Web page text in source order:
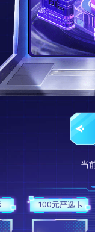
恭喜
恭喜 刺
恭喜南
恭
恭喜
恭喜清**4
恭喜快
恭喜
恭喜
l**溪
恭喜猫
恭喜高
恭喜小**9
当
50元严选卡